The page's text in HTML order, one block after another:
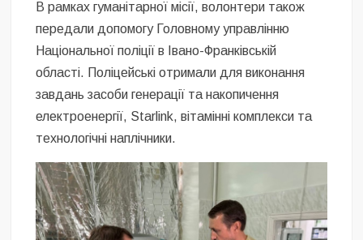
В рамках гуманітарної місії, волонтери також
передали допомогу Головному управлінню
Національної поліції в Івано-Франківській
області. Поліцейські отримали для виконання
завдань засоби генерації та накопичення
електроенергії, Starlink, вітамінні комплекси та
технологічні наплічники.